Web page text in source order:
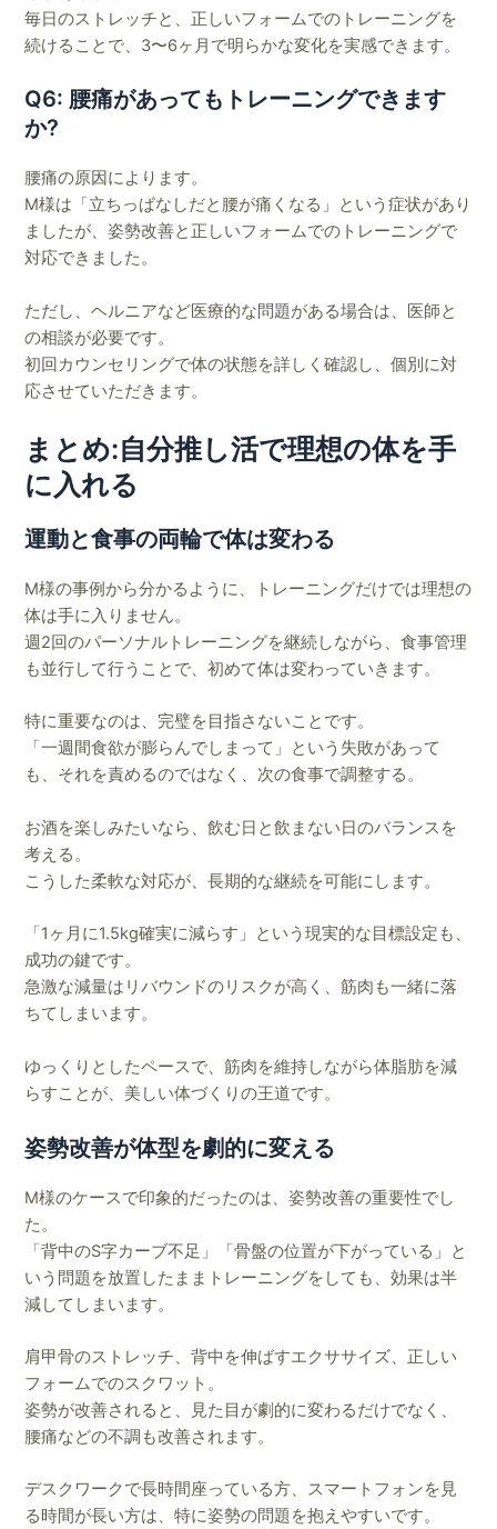
毎日のストレッチと、正しいフォームでのトレーニングを
続けることで、3〜6ヶ月で明らかな変化を実感できます。
Q6: 腰痛があってもトレーニングできます
か?
腰痛の原因によります。
M様は「立ちっぱなしだと腰が痛くなる」という症状があり
ましたが、姿勢改善と正しいフォームでのトレーニングで
対応できました。
ただし、ヘルニアなど医療的な問題がある場合は、医師と
の相談が必要です。
初回カウンセリングで体の状態を詳しく確認し、個別に対
応させていただきます。
まとめ:自分推し活で理想の体を手
に入れる
運動と食事の両輪で体は変わる
M様の事例から分かるように、トレーニングだけでは理想の
体は手に入りません。
週2回のパーソナルトレーニングを継続しながら、食事管理
も並行して行うことで、初めて体は変わっていきます。
特に重要なのは、完璧を目指さないことです。
「一週間食欲が膨らんでしまって」という失敗があって
も、それを責めるのではなく、次の食事で調整する。
お酒を楽しみたいなら、飲む日と飲まない日のバランスを
考える。
こうした柔軟な対応が、長期的な継続を可能にします。
「1ヶ月に1.5kg確実に減らす」という現実的な目標設定も、
成功の鍵です。
急激な減量はリバウンドのリスクが高く、筋肉も一緒に落
ちてしまいます。
ゆっくりとしたペースで、筋肉を維持しながら体脂肪を減
らすことが、美しい体づくりの王道です。
姿勢改善が体型を劇的に変える
M様のケースで印象的だったのは、姿勢改善の重要性でし
た。
「背中のS字カーブ不足」「骨盤の位置が下がっている」と
いう問題を放置したままトレーニングをしても、効果は半
減してしまいます。
肩甲骨のストレッチ、背中を伸ばすエクササイズ、正しい
フォームでのスクワット。
姿勢が改善されると、見た目が劇的に変わるだけでなく、
腰痛などの不調も改善されます。
デスクワークで長時間座っている方、スマートフォンを見
る時間が長い方は、特に姿勢の問題を抱えやすいです。